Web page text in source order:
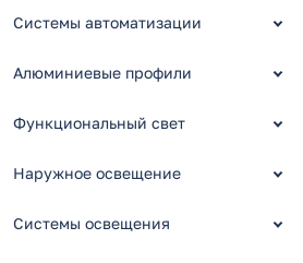
Системы автоматизации
Алюминиевые профили
Функциональный свет
Наружное освещение
Системы освещения